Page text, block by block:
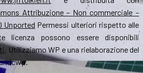
Attribuzione – Non commerciale –
Unported Permessi ulteriori rispetto alle
licenza possono essere disponibili
. Utilizziamo WP e una rielaborazione del